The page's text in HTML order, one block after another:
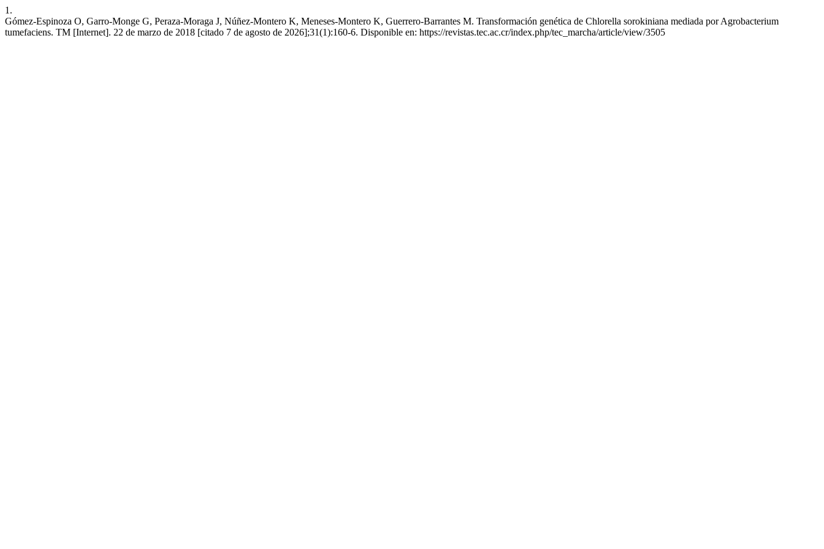
1.
Gómez-Espinoza O, Garro-Monge G, Peraza-Moraga J, Núñez-Montero K, Meneses-Montero K, Guerrero-Barrantes M. Transformación genética de Chlorella sorokiniana mediada por Agrobacterium
tumefaciens. TM [Internet]. 22 de marzo de 2018 [citado 7 de agosto de 2026];31(1):160-6. Disponible en: https://revistas.tec.ac.cr/index.php/tec_marcha/article/view/3505